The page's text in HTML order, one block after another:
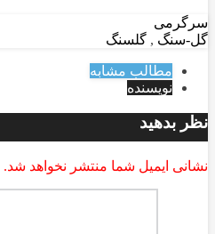
سرگرمی
گل-سنگ , گلسنگ
مطالب مشابه
نویسنده
نظر بدهید
نشانی ایمیل شما منتشر نخواهد شد.